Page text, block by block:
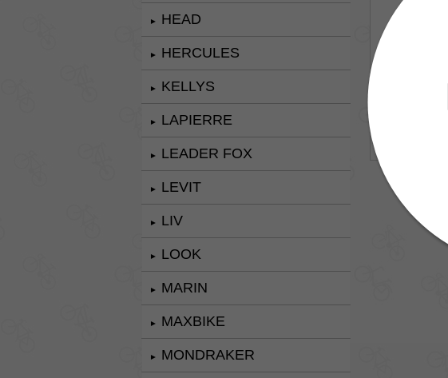
► HEAD
► HERCULES
► KELLYS
► LAPIERRE
► LEADER FOX
► LEVIT
► LIV
► LOOK
► MARIN
► MAXBIKE
► MONDRAKER